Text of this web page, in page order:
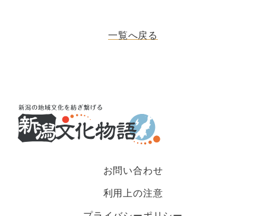
一覧へ戻る
お問い合わせ
利用上の注意